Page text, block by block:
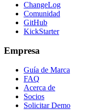
ChangeLog
Comunidad
GitHub
KickStarter
Empresa
Guía de Marca
FAQ
Acerca de
Socios
Solicitar Demo